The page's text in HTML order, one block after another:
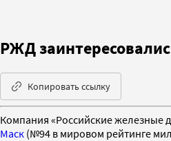
РЖД
Копировать ссылку
Компания «Российские железные
Маск (№94 в мировом рейтинге